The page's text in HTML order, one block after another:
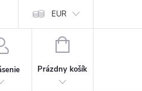
EUR
NÁKUPNÝ
Prázdny košík